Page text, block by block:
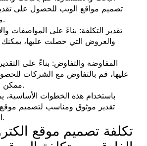
تصميم مواقع الويب للحصول على
مخصصة لمشروعك.
والعروض التي حصلت عليها، يمكنك
عليها، قم بالتفاوض مع الشركات
ممكن والبنود التي تناسبك.
باستخدام هذه الخطوات
تقدير موثوق ومناسب لتصميم موقع
احتياجاتك وميزانيتك.
تكلفة تصميم موقع